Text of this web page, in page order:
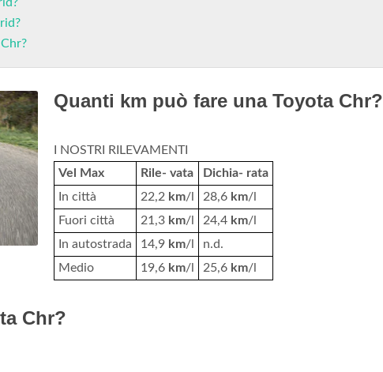
Quanti km può fare una Toyota Chr?
I NOSTRI RILEVAMENTI
Vel Max
Rile- vata
Dichia- rata
In città
22,2 km/l 28,6 km/l
Fuori città
21,3 km/l 24,4 km/l
In autostrada
14,9 km/l
n.d.
Medio
19,6 km/l 25,6 km/l
Chr?